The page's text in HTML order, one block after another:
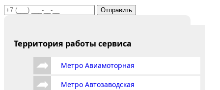
Отправить
Территория работы сервиса
Метро Авиамоторная
Метро Автозаводская